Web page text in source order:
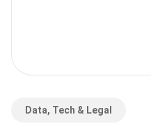
Data, Tech & Legal